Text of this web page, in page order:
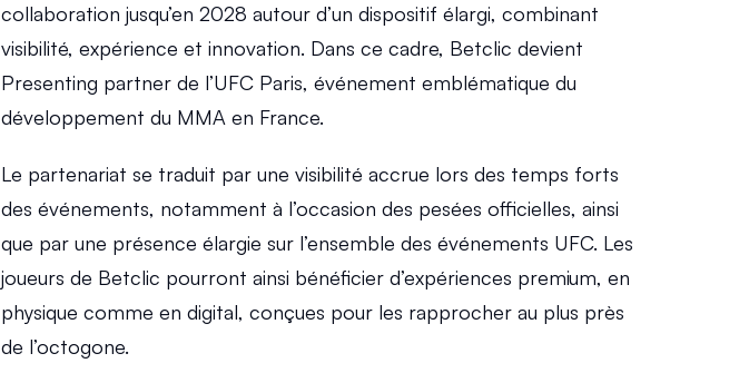
collaboration jusqu’en 2028 autour d’un dispositif élargi, combinant
visibilité, expérience et innovation. Dans ce cadre, Betclic devient
Presenting partner de l’UFC Paris, événement emblématique du
développement du MMA en France.
Le partenariat se traduit par une visibilité accrue lors des temps forts
des événements, notamment à l’occasion des pesées officielles, ainsi
que par une présence élargie sur l’ensemble des événements UFC. Les
joueurs de Betclic pourront ainsi bénéficier d’expériences premium, en
physique comme en digital, conçues pour les rapprocher au plus près
de l’octogone.